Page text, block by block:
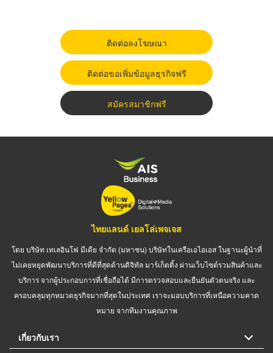
ติดต่อลงโฆษณา
ติดต่อขอเพิ่มข้อมูลธุรกิจฟรี
สมัครสมาชิกฟรี
ไทยแลนด์ เยลโล่เพจเจส
โดย บริษัท เทเลอินโฟ มีเดีย จำกัด (มหาชน) บริษัทในเครือเอไอเอส ในฐานะผู้นำที่
ไม่เคยหยุดพัฒนาบริการที่ดีที่สุดด้านดิจิทัล มาร์เก็ตติ้ง ผ่านเว็บไซต์รวมสินค้าและ
บริการ จากผู้ประกอบการที่เชื่อถือได้ มีการตรวจสอบและยืนยันตัวตนจริง และ
ครอบคลุมทุกหมวดธุรกิจมากที่สุดในประเทศ เราจะมอบบริการที่เหนือความคาด
หมาย จากทีมงานคุณภาพ
เกี่ยวกับเรา